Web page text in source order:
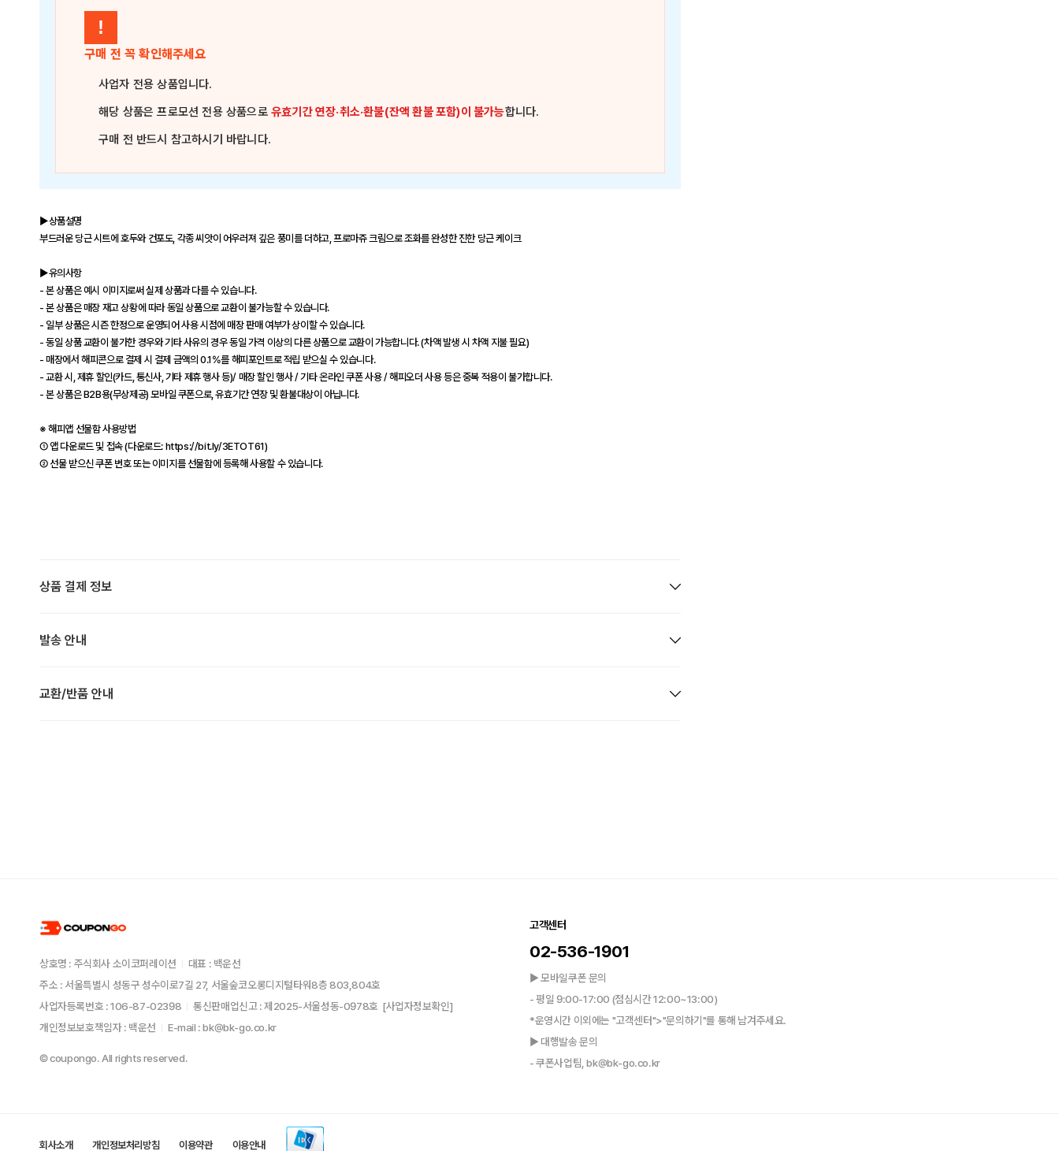
!
구매 전 꼭 확인해주세요
사업자 전용 상품입니다.
해당 상품은프로모션 전용 상품으로유효기간 연장·취소·환불(잔액 환불 포함)이 불가능합니다.
구매 전 반드시 참고하시기 바랍니다.
▶상품설명
부드러운 당근 시트에 호두와 건포도, 각종 씨앗이 어우러져 깊은 풍미를 더하고, 프로마쥬 크림으로 조화를 완성한 진한 당근 케이크
▶유의사항
- 본 상품은 예시 이미지로써 실제 상품과 다를 수 있습니다.
- 본 상품은 매장 재고 상황에 따라 동일 상품으로 교환이 불가능할 수 있습니다.
- 일부 상품은 시즌 한정으로 운영되어 사용 시점에 매장 판매 여부가 상이할 수 있습니다.
- 동일 상품 교환이 불가한 경우와 기타 사유의 경우 동일 가격 이상의 다른 상품으로 교환이 가능합니다. (차액 발생 시 차액 지불 필요)
- 매장에서 해피콘으로 결제 시 결제 금액의 0.1%를 해피포인트로 적립 받으실 수 있습니다.
- 교환 시, 제휴 할인(카드, 통신사, 기타 제휴 행사 등)/ 매장 할인 행사 / 기타 온라인 쿠폰 사용 / 해피오더 사용 등은 중복 적용이 불가합니다.
- 본 상품은 B2B용(무상제공) 모바일 쿠폰으로, 유효기간 연장 및 환불대상이 아닙니다.
※ 해피앱 선물함 사용방법
① 앱 다운로드 및 접속 (다운로드: https://bit.ly/3ETOT61)
② 선물 받으신 쿠폰 번호 또는 이미지를 선물함에 등록해 사용할 수 있습니다.
상품 결제 정보
발송 안내
교환/반품 안내
상호명 : 주식회사 소이코퍼레이션
대표 : 백운선
주소 : 서울특별시 성동구 성수이로7길 27, 서울숲코오롱디지털타워8층 803,804호
사업자등록번호 : 106-87-02398
통신판매업신고 : 제2025-서울성동-0978호 [사업자정보확인]
개인정보보호책임자 : 백운선
E-mail : bk@bk-go.co.kr
© coupongo. All rights reserved.
고객센터
02-536-1901
▶ 모바일쿠폰 문의
- 평일 9:00-17:00 (점심시간 12:00~13:00)
*운영시간 이외에는 "고객센터">"문의하기"를 통해 남겨주세요.
▶ 대행발송 문의
- 쿠폰사업팀, bk@bk-go.co.kr
회사소개 개인정보처리방침 이용약관 이용안내